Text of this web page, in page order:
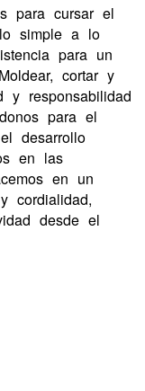
para cursar el
lo simple a lo
para un
cortar y
y responsabilidad
para el
desarrollo
en las
en un
cordialidad,
desde el